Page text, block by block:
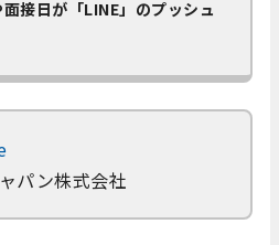
接日が「LINE」のプッシュ
パン株式会社